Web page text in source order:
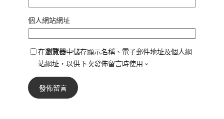
個人網站網址
在瀏覽器中儲存顯示名稱、電子郵件地址及個人網
站網址，以供下次發佈留言時使用。